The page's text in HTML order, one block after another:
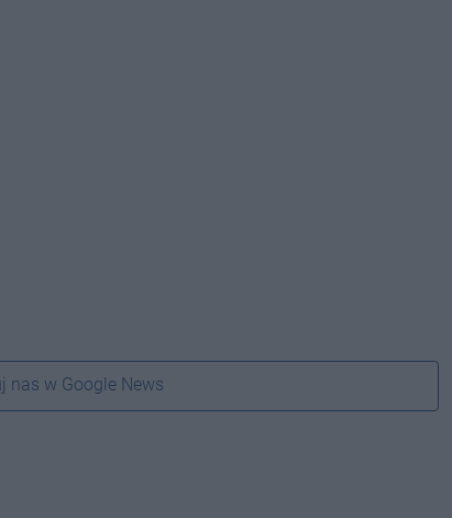
nas w Google News